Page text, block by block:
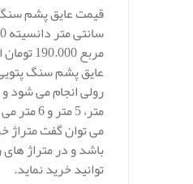
مربع
متر، 5
می توان گفت
باشد و در متراژ های
توانید خرید نماید.